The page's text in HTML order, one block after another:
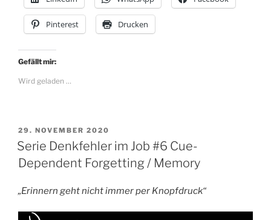
Illusion“
Pinterest Drucken
Gefällt mir:
Wird geladen …
VERÖFFENTLICHT
AM
29. NOVEMBER 2020
Serie Denkfehler im Job #6 Cue-
Dependent Forgetting / Memory
„Erinnern geht nicht immer per Knopfdruck“